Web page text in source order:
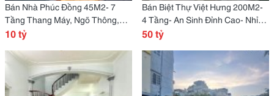
Bán Nhà Phúc Đồng 45M2- 7
Tầng Thang Máy, Ngõ Thông,
Gara Oto- Nhỉnh 10 Tỷ
10 tỷ
Bán Biệt Thự Việt Hưng 200M2-
4 Tầng- An Sinh Đỉnh Cao- Nhỉnh
50 Tỷ
50 tỷ